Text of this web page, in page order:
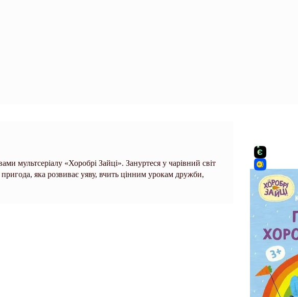
мультсеріалу «Хоробрі Зайці». Зануртеся у чарівний світ
яка розвиває уяву, вчить цінним урокам дружби,